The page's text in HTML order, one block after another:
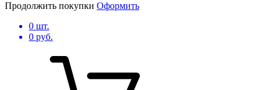
Продолжить покупки Оформить
0 шт.
0 руб.